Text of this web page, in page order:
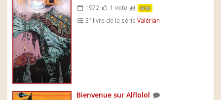
1972 1 vote 5/10
3e livre de la sérieValérian
Bienvenue sur Alflolol